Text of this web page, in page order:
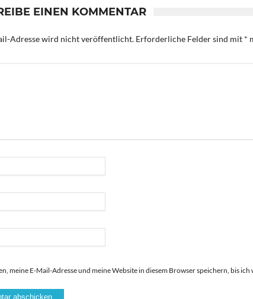
EINEN KOMMENTAR
Adresse wird nicht veröffentlicht. Erforderliche Felder sind mit *
meine E-Mail-Adresse und meine Website in diesem Browser speichern, bis ich